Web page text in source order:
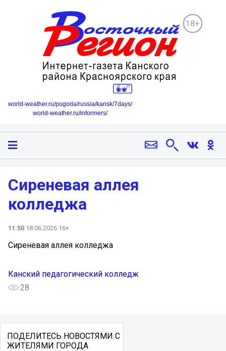
18+
world-weather.ru/pogoda/russia/kansk/7days/
world-weather.ru/informers/
Сиреневая аллея
колледжа
11:50 18.06.2026 16+
Сиреневая аллея колледжа
Канский педагогический колледж
28
ПОДЕЛИТЕСЬ НОВОСТЯМИ С
ЖИТЕЛЯМИ ГОРОДА